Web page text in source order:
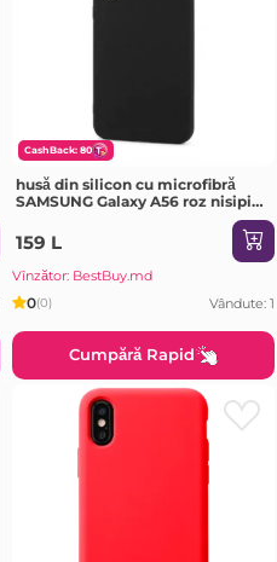
CashBack: 80
husă din silicon cu microfibră
SAMSUNG Galaxy A56 roz nisipiu
159 L
Vînzător: BestBuy.md
0(0) Vândute: 1
Cumpără Rapid